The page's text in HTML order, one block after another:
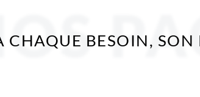
CHAQUE BESOIN, SON